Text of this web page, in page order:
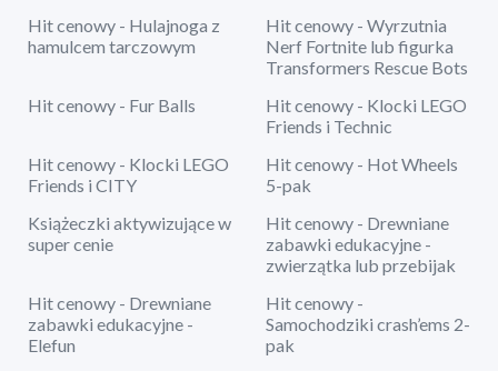
Hit cenowy - Hulajnoga z
hamulcem tarczowym
Hit cenowy - Wyrzutnia
Nerf Fortnite lub figurka
Transformers Rescue Bots
Hit cenowy - Fur Balls
Hit cenowy - Klocki LEGO
Friends i Technic
Hit cenowy - Klocki LEGO
Friends i CITY
Hit cenowy - Hot Wheels
5-pak
Książeczki aktywizujące w
super cenie
Hit cenowy - Drewniane
zabawki edukacyjne -
zwierzątka lub przebijak
Hit cenowy - Drewniane
zabawki edukacyjne -
Elefun
Hit cenowy -
Samochodziki crash’ems 2-
pak